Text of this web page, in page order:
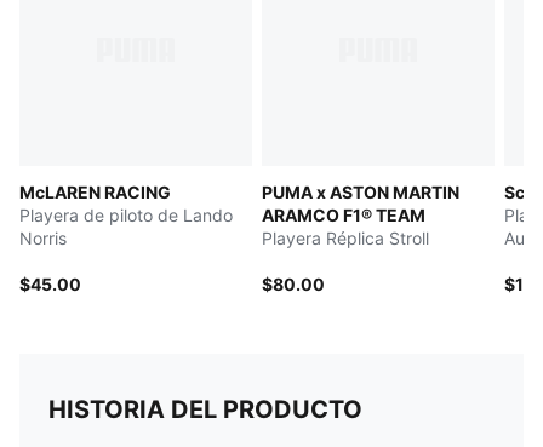
McLAREN RACING
Playera de piloto de Lando
Norris
$45.00
PUMA x ASTON MARTIN
ARAMCO F1® TEAM
Playera Réplica Stroll
$80.00
HISTORIA DEL PRODUCTO